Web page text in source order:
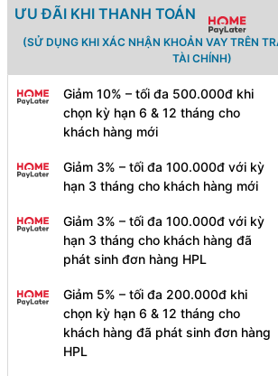
Type
Port,
Tặng
Quick
Charge™
ƯU ĐÃI KHI THANH TOÁN
(SỬ DỤNG KHI XÁC NHẬN KHOẢN VAY TRÊN
TÀI CHÍNH)
Giảm 10% – tối đa 500.000đ khi
chọn kỳ hạn 6 & 12 tháng cho
khách hàng mới
Giảm 3% – tối đa 100.000đ với kỳ
hạn 3 tháng cho khách hàng mới
Giảm 3% – tối đa 100.000đ với kỳ
hạn 3 tháng cho khách hàng đã
phát sinh đơn hàng HPL
Giảm 5% – tối đa 200.000đ khi
chọn kỳ hạn 6 & 12 tháng cho
khách hàng đã phát sinh đơn hàng
HPL